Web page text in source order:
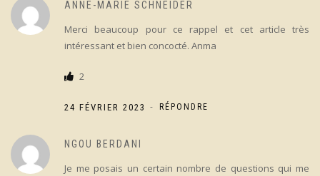
ANNE-MARIE SCHNEIDER
Merci beaucoup pour ce rappel et cet article très
intéressant et bien concocté. Anma
2
24 FÉVRIER 2023 - RÉPONDRE
NGOU BERDANI
Je me posais un certain nombre de questions qui me